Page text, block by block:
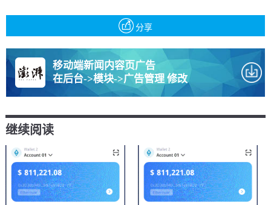
分享
移动端新闻内容页广告
在后台->模块->广告管理 修改
继续阅读